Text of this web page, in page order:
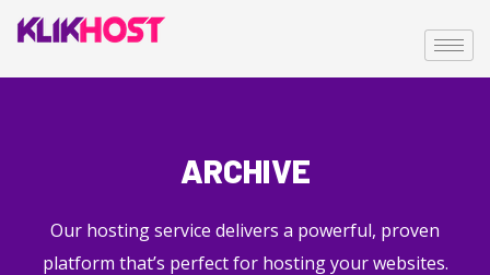
ARCHIVE
Our hosting service delivers a powerful, proven
platform that’s perfect for hosting your websites.